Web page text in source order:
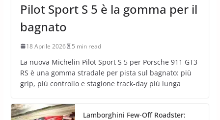
Pilot Sport S 5 è la gomma per il
bagnato
18 Aprile 2026 5 min read
La nuova Michelin Pilot Sport S 5 per Porsche 911 GT3
RS è una gomma stradale per pista sul bagnato: più
grip, più controllo e stagione track-day più lunga
Lamborghini Few-Off Roadster: